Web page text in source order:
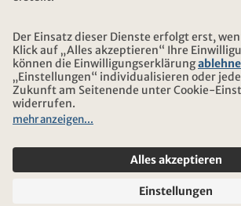
UNSERE PARTNER
Reise-und Versicherungsbedingungen
Cookie-Einstellungen